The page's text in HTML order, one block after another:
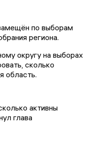
по выборам
региона.
округу на выборах
сколько
область.
активны
глава